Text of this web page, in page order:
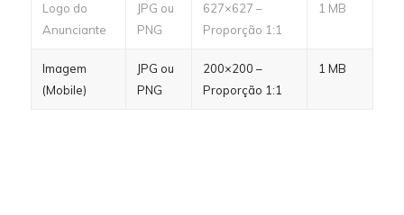
Logo do
Anunciante
JPG ou
PNG
627×627 –
Proporção 1:1
1 MB
Imagem
(Mobile)
JPG ou
PNG
200×200 –
Proporção 1:1
1 MB